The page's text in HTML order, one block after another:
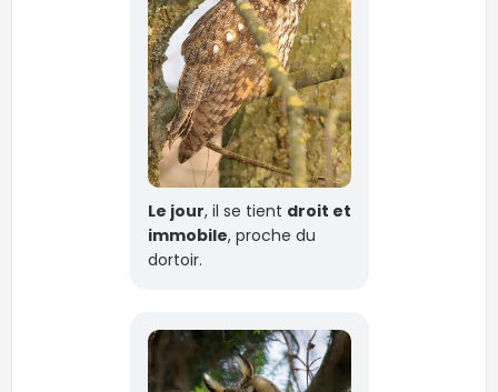
Le jour, il se tient droit et
immobile, proche du
dortoir.